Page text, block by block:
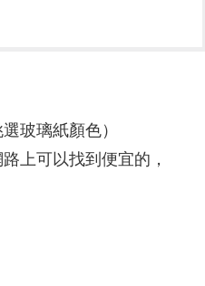
玻璃紙顏色）
上可以找到便宜的，